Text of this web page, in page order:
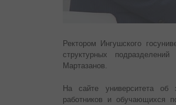
Ректором Ингушского
структурных
Мартазанов.
На сайте университета об
работников и обучающихся